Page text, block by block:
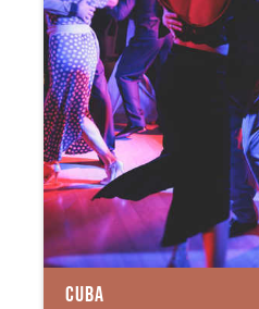
CUBA